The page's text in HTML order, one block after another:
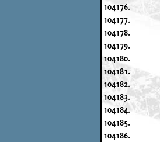
104176.
104177.
104178.
104179.
104180.
104181.
104182.
104183.
104184.
104185.
104186.